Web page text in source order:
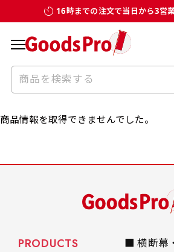
16時までの注文で当日から3営
商品情報を取得できませんでした。
PRODUCTS
■ 横断幕